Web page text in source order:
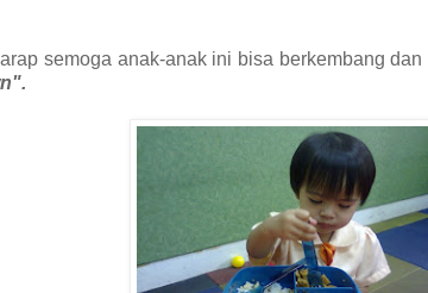
semoga anak-anak ini bisa berkembang